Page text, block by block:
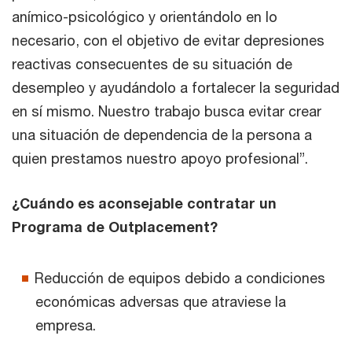
anímico-psicológico y orientándolo en lo
necesario, con el objetivo de evitar depresiones
reactivas consecuentes de su situación de
desempleo y ayudándolo a fortalecer la seguridad
en sí mismo. Nuestro trabajo busca evitar crear
una situación de dependencia de la persona a
quien prestamos nuestro apoyo profesional”.
¿Cuándo es aconsejable contratar un
Programa de Outplacement?
Reducción de equipos debido a condiciones
económicas adversas que atraviese la
empresa.